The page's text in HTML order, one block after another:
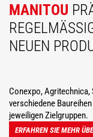
MANITOU
REGELMÄSSIG
EUEN
Conexpo,
verschiedene
jeweiligen Zielgruppen.
ERFAHREN SIE MEHR